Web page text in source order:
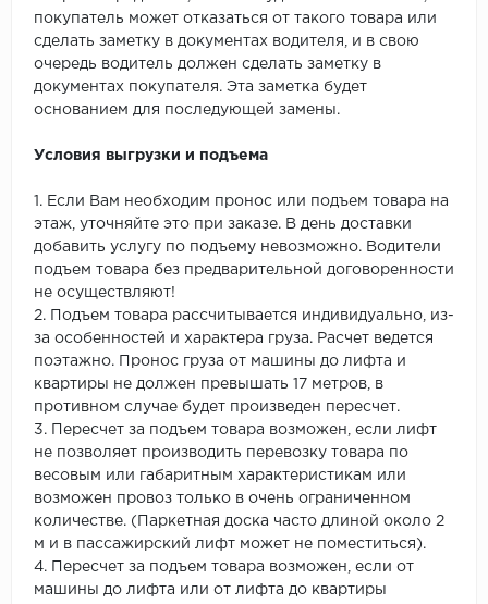
покупатель может отказаться от такого товара или
сделать заметку в документах водителя, и в свою
очередь водитель должен сделать заметку в
документах покупателя. Эта заметка будет
основанием для последующей замены.
Условия выгрузки и подъема
1. Если Вам необходим пронос или подъем товара на
этаж, уточняйте это при заказе. В день доставки
добавить услугу по подъему невозможно. Водители
подъем товара без предварительной договоренности
не осуществляют!
2. Подъем товара рассчитывается индивидуально, из-
за особенностей и характера груза. Расчет ведется
поэтажно. Пронос груза от машины до лифта и
квартиры не должен превышать 17 метров, в
противном случае будет произведен пересчет.
3. Пересчет за подъем товара возможен, если лифт
не позволяет производить перевозку товара по
весовым или габаритным характеристикам или
возможен провоз только в очень ограниченном
количестве. (Паркетная доска часто длиной около 2
м и в пассажирский лифт может не поместиться).
4. Пересчет за подъем товара возможен, если от
машины до лифта или от лифта до квартиры